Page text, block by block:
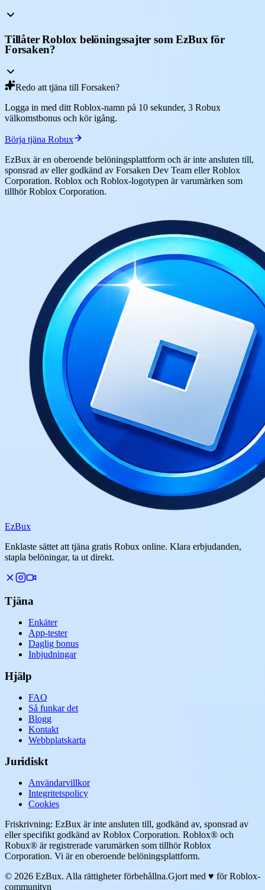
Tillåter Roblox belöningssajter som EzBux för
Forsaken?
Redo att tjäna till Forsaken?
Logga in med ditt Roblox-namn på 10 sekunder, 3 Robux
välkomstbonus och kör igång.
Börja tjäna Robux
EzBux är en oberoende belöningsplattform och är inte ansluten till,
sponsrad av eller godkänd av Forsaken Dev Team eller Roblox
Corporation. Roblox och Roblox-logotypen är varumärken som
tillhör Roblox Corporation.
EzBux
Enklaste sättet att tjäna gratis Robux online. Klara erbjudanden,
stapla belöningar, ta ut direkt.
Tjäna
Enkäter
App-tester
Daglig bonus
Inbjudningar
Hjälp
FAQ
Så funkar det
Blogg
Kontakt
Webbplatskarta
Juridiskt
Användarvillkor
Integritetspolicy
Cookies
Friskrivning: EzBux är inte ansluten till, godkänd av, sponsrad av
eller specifikt godkänd av Roblox Corporation. Roblox® och
Robux® är registrerade varumärken som tillhör Roblox
Corporation. Vi är en oberoende belöningsplattform.
© 2026 EzBux. Alla rättigheter förbehållna.Gjort med ♥ för Roblox-
communityn